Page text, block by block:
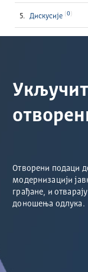
Дискусије 0
Отворени подаци
модернизацији
грађане, и
доношења одлука.